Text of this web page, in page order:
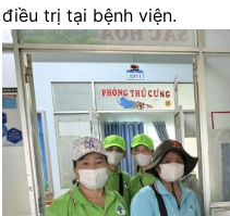
điều trị tại bệnh viện.